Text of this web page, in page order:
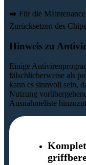
➡️ Für die
Zurücksetzen des
Hinweis zu
Einige
fälschlicherweise als
kann es sinnvoll sein,
Nutzung
Ausnahmeliste